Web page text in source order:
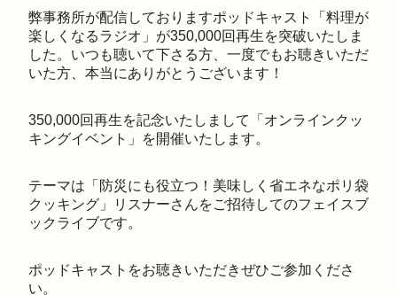
弊事務所が配信しておりますポッドキャスト「料理が
楽しくなるラジオ」が350,000回再生を突破いたしま
した。いつも聴いて下さる方、一度でもお聴きいただ
いた方、本当にありがとうございます！
350,000回再生を記念いたしまして「オンラインクッ
キングイベント」を開催いたします。
テーマは「防災にも役立つ！美味しく省エネなポリ袋
クッキング」リスナーさんをご招待してのフェイスブ
ックライブです。
ポッドキャストをお聴きいただきぜひご参加くださ
い。